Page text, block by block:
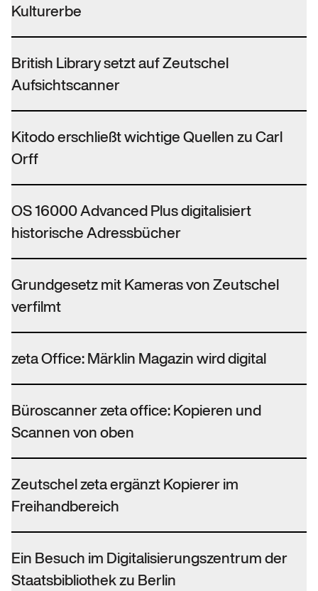
Kulturerbe
British Library setzt auf Zeutschel
Aufsichtscanner
Kitodo erschließt wichtige Quellen zu Carl
Orff
OS 16000 Advanced Plus digitalisiert
historische Adressbücher
Grundgesetz mit Kameras von Zeutschel
verfilmt
zeta Office: Märklin Magazin wird digital
Büroscanner zeta office: Kopieren und
Scannen von oben
Zeutschel zeta ergänzt Kopierer im
Freihandbereich
Ein Besuch im Digitalisierungszentrum der
Staatsbibliothek zu Berlin